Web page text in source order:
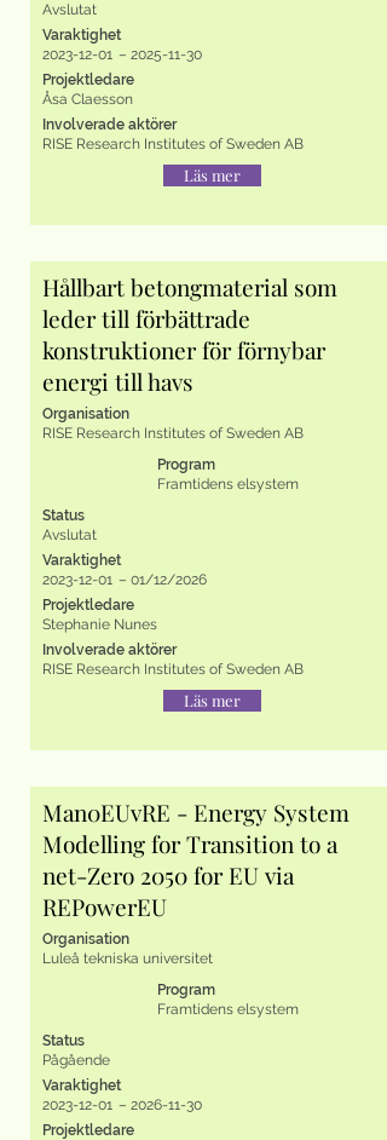
Avslutat
Varaktighet
2023-12-01 – 2025-11-30
Projektledare
Åsa Claesson
Involverade aktörer
RISE Research Institutes of Sweden AB
Läs mer
Hållbart betongmaterial som
leder till förbättrade
konstruktioner för förnybar
energi till havs
Organisation
RISE Research Institutes of Sweden AB
Program
Framtidens elsystem
Status
Avslutat
Varaktighet
2023-12-01 – 01/12/2026
Projektledare
Stephanie Nunes
Involverade aktörer
RISE Research Institutes of Sweden AB
Läs mer
Man0EUvRE - Energy System
Modelling for Transition to a
net-Zero 2050 for EU via
REPowerEU
Organisation
Luleå tekniska universitet
Program
Framtidens elsystem
Status
Pågående
Varaktighet
2023-12-01 – 2026-11-30
Projektledare